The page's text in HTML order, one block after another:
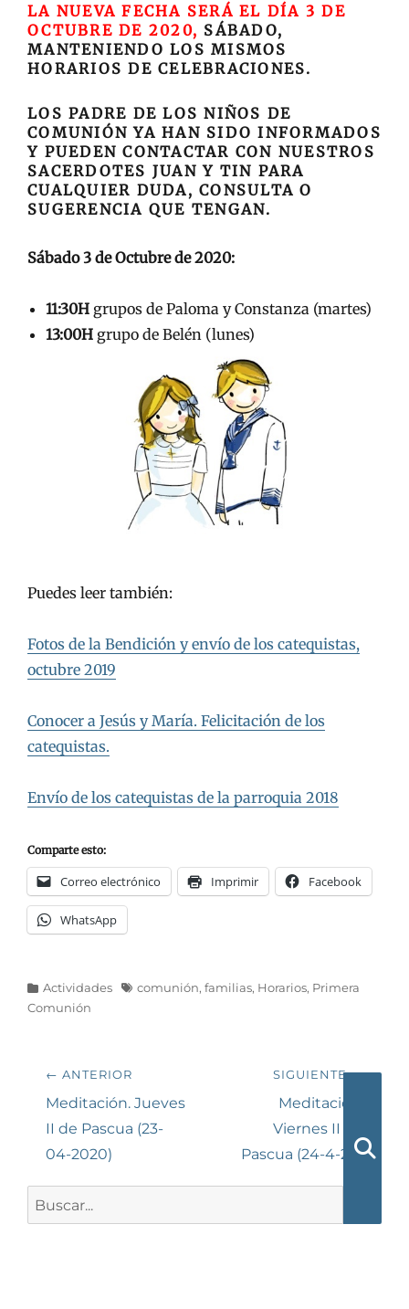
LA NUEVA FECHA SERÁ EL DÍA 3 DE
OCTUBRE DE 2020, SÁBADO,
MANTENIENDO LOS MISMOS
HORARIOS DE CELEBRACIONES.
LOS PADRE DE LOS NIÑOS DE
COMUNIÓN YA HAN SIDO INFORMADOS
Y PUEDEN CONTACTAR CON NUESTROS
SACERDOTES JUAN Y TIN PARA
CUALQUIER DUDA, CONSULTA O
SUGERENCIA QUE TENGAN.
Sábado 3 de Octubre de 2020:
11:30H grupos de Paloma y Constanza (martes)
13:00H grupo de Belén (lunes)
Puedes leer también:
Fotos de la Bendición y envío de los catequistas,
octubre 2019
Conocer a Jesús y María. Felicitación de los
catequistas.
Envío de los catequistas de la parroquia 2018
Comparte esto:
Correo electrónico Imprimir Facebook
WhatsApp
Categorías
Actividades Etiquetas
comunión, familias, Horarios, Primera
Comunión
Navegación
de
entradas
← ANTERIOR
Entrada
anterior:
Meditación. Jueves
II de Pascua (23-
04-2020)
SIGUIENTE →
Siguiente
entrada:
Meditación.
Viernes II de
Pascua (24-4-20)